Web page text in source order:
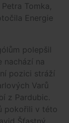
Tomka,
Energie
polepšil
nachází na
pozici stráží
Varů
z Pardubic.
pokořili v této
Šťastný,